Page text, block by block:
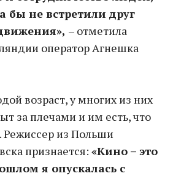
бы не встретили друг
– отметила
оператор Агнешка
возраст, у многих из них
за плечами и им есть, что
Режиссер из Польши
признается: «Кино – это
я опускалась с